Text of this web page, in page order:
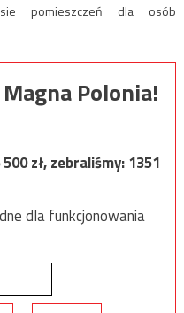
pomieszczeń dla osób
Polonia!
500zł, zebraliśmy:1351
dla funkcjonowania